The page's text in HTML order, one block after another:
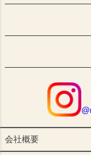
会社概要